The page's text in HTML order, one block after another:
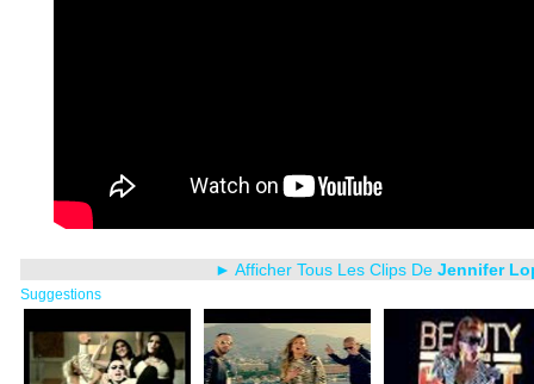
► Afficher Tous Les Clips De Jennifer
Suggestions